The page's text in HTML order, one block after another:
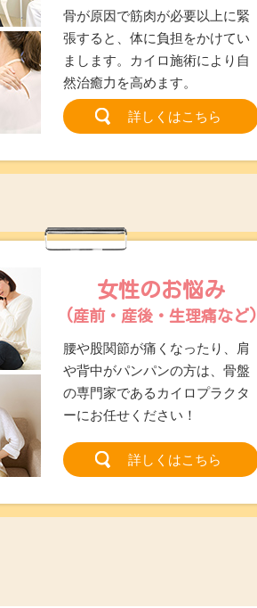
骨が原因で筋肉が必要以上に緊
張すると、体に負担をかけてい
まします。カイロ施術により自
然治癒力を高めます。
詳しくはこちら
女性のお悩み
(産前・産後・生理痛など)
腰や股関節が痛くなったり、肩
や背中がパンパンの方は、骨盤
の専門家であるカイロプラクタ
ーにお任せください！
詳しくはこちら